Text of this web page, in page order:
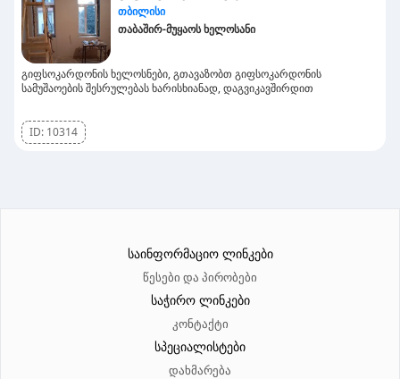
თბილისი
თაბაშირ-მუყაოს ხელოსანი
გიფსოკარდონის ხელოსნები, გთავაზობთ გიფსოკარდონის
სამუშაოების შესრულებას ხარისხიანად, დაგვიკავშირდით
ID: 10314
საინფორმაციო ლინკები
წესები და პირობები
საჭირო ლინკები
კონტაქტი
სპეციალისტები
დახმარება